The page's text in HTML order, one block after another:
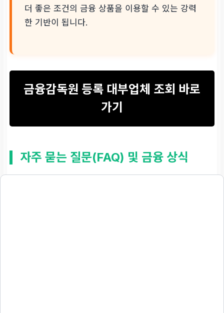
더 좋은 조건의 금융 상품을 이용할 수 있는 강력
한 기반이 됩니다.
금융감독원 등록 대부업체 조회 바로
가기
자주 묻는 질문(FAQ) 및 금융 상식